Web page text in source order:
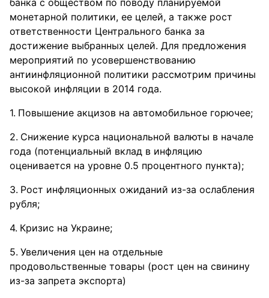
банка с обществом по поводу планируемой
монетарной политики, ее целей, а также рост
ответственности Центрального банка за
достижение выбранных целей. Для предложения
мероприятий по усовершенствованию
антиинфляционной политики рассмотрим причины
высокой инфляции в 2014 года.
Повышение акцизов на автомобильное горючее;
Снижение курса национальной валюты в начале
года (потенциальный вклад в инфляцию
оценивается на уровне 0.5 процентного пункта);
Рост инфляционных ожиданий из-за ослабления
рубля;
Кризис на Украине;
Увеличения цен на отдельные
продовольственные товары (рост цен на свинину
из-за запрета экспорта)